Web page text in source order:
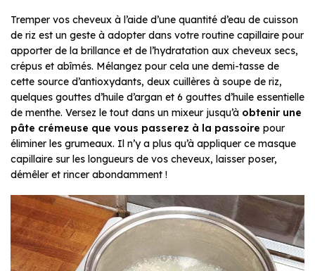
Tremper vos cheveux à l’aide d’une quantité d’eau de cuisson
de riz est un geste à adopter dans votre routine capillaire pour
apporter de la brillance et de l’hydratation aux cheveux secs,
crépus et abîmés. Mélangez pour cela une demi-tasse de
cette source d’antioxydants, deux cuillères à soupe de riz,
quelques gouttes d’huile d’argan et 6 gouttes d’huile essentielle
de menthe. Versez le tout dans un mixeur jusqu’à obtenir une
pâte crémeuse que vous passerez à la passoire pour
éliminer les grumeaux. Il n’y a plus qu’à appliquer ce masque
capillaire sur les longueurs de vos cheveux, laisser poser,
démêler et rincer abondamment !